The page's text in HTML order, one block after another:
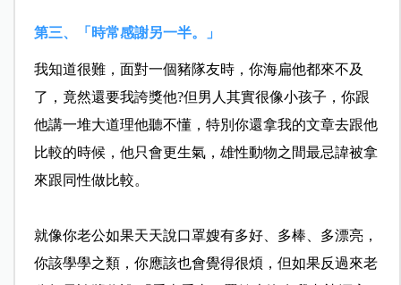
第三、「時常感謝另一半。」
我知道很難，面對一個豬隊友時，你海扁他都來不及
了，竟然還要我誇獎他?但男人其實很像小孩子，你跟
他講一堆大道理他聽不懂，特別你還拿我的文章去跟他
比較的時候，他只會更生氣，雄性動物之間最忌諱被拿
來跟同性做比較。
就像你老公如果天天說口罩嫂有多好、多棒、多漂亮，
你該學學之類，你應該也會覺得很煩，但如果反過來老